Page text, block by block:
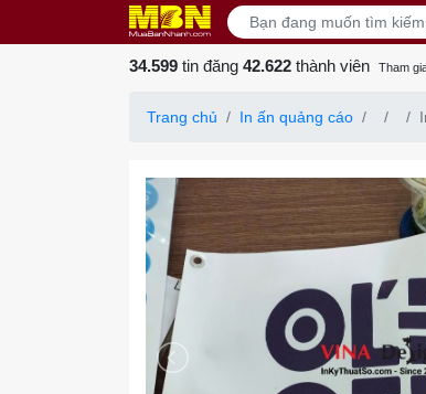
34.599 tin đăng 42.622 thành viên Tham
Trang chủ In ấn quảng cáo